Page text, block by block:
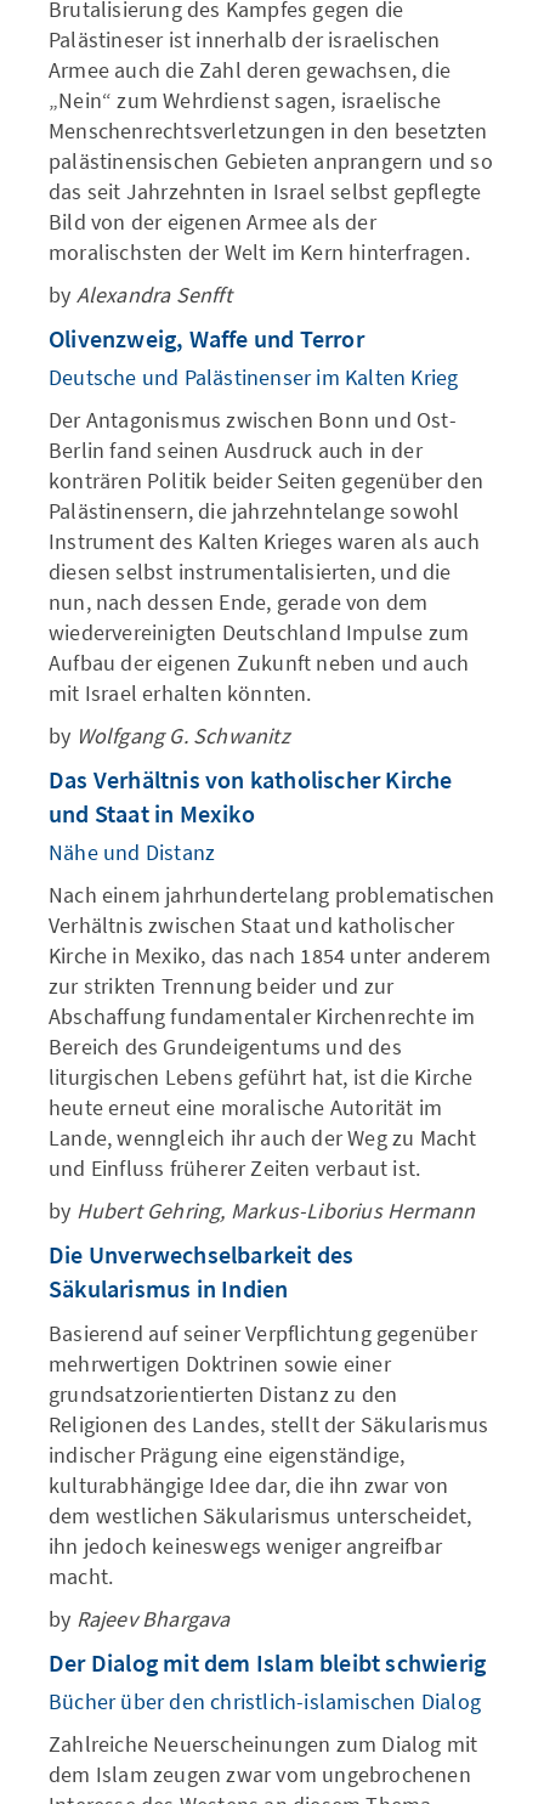
Brutalisierung des Kampfes gegen die
Palästineser ist innerhalb der israelischen
Armee auch die Zahl deren gewachsen, die
„Nein“ zum Wehrdienst sagen, israelische
Menschenrechtsverletzungen in den besetzten
palästinensischen Gebieten anprangern und so
das seit Jahrzehnten in Israel selbst gepflegte
Bild von der eigenen Armee als der
moralischsten der Welt im Kern hinterfragen.
by Alexandra Senfft
Olivenzweig, Waffe und Terror
Deutsche und Palästinenser im Kalten Krieg
Der Antagonismus zwischen Bonn und Ost-
Berlin fand seinen Ausdruck auch in der
konträren Politik beider Seiten gegenüber den
Palästinensern, die jahrzehntelange sowohl
Instrument des Kalten Krieges waren als auch
diesen selbst instrumentalisierten, und die
nun, nach dessen Ende, gerade von dem
wiedervereinigten Deutschland Impulse zum
Aufbau der eigenen Zukunft neben und auch
mit Israel erhalten könnten.
by Wolfgang G. Schwanitz
Das Verhältnis von katholischer Kirche
und Staat in Mexiko
Nähe und Distanz
Nach einem jahrhundertelang problematischen
Verhältnis zwischen Staat und katholischer
Kirche in Mexiko, das nach 1854 unter anderem
zur strikten Trennung beider und zur
Abschaffung fundamentaler Kirchenrechte im
Bereich des Grundeigentums und des
liturgischen Lebens geführt hat, ist die Kirche
heute erneut eine moralische Autorität im
Lande, wenngleich ihr auch der Weg zu Macht
und Einfluss früherer Zeiten verbaut ist.
by Hubert Gehring, Markus-Liborius Hermann
Die Unverwechselbarkeit des
Säkularismus in Indien
Basierend auf seiner Verpflichtung gegenüber
mehrwertigen Doktrinen sowie einer
grundsatzorientierten Distanz zu den
Religionen des Landes, stellt der Säkularismus
indischer Prägung eine eigenständige,
kulturabhängige Idee dar, die ihn zwar von
dem westlichen Säkularismus unterscheidet,
ihn jedoch keineswegs weniger angreifbar
macht.
by Rajeev Bhargava
Der Dialog mit dem Islam bleibt schwierig
Bücher über den christlich-islamischen Dialog
Zahlreiche Neuerscheinungen zum Dialog mit
dem Islam zeugen zwar vom ungebrochenen